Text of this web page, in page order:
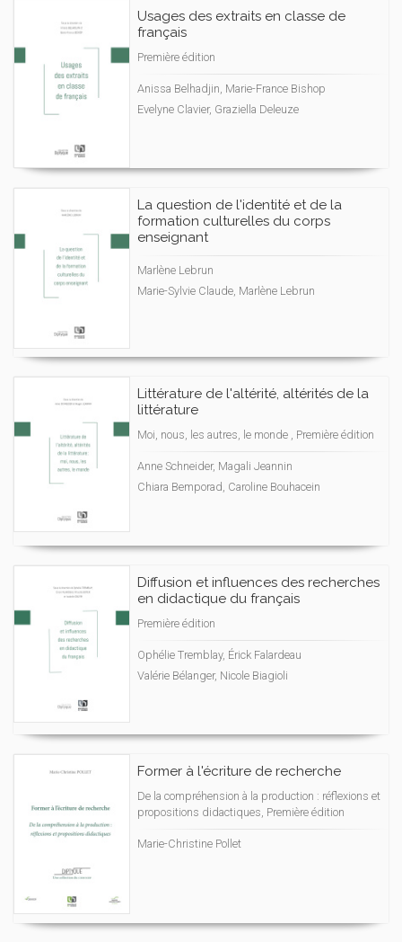
Usages des extraits en classe de
français
Première édition
Anissa Belhadjin, Marie-France Bishop
Evelyne Clavier, Graziella Deleuze
La question de l'identité et de la
formation culturelles du corps
enseignant
Marlène Lebrun
Marie-Sylvie Claude, Marlène Lebrun
Littérature de l'altérité, altérités de la
littérature
Moi, nous, les autres, le monde , Première édition
Anne Schneider, Magali Jeannin
Chiara Bemporad, Caroline Bouhacein
Diffusion et influences des recherches
en didactique du français
Première édition
Ophélie Tremblay, Érick Falardeau
Valérie Bélanger, Nicole Biagioli
Former à l'écriture de recherche
De la compréhension à la production : réflexions et
propositions didactiques, Première édition
Marie-Christine Pollet